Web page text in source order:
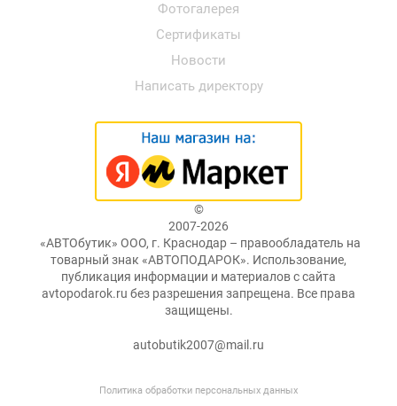
Фотогалерея
Сертификаты
Новости
Написать директору
©
2007-2026
«АВТОбутик» ООО, г. Краснодар – правообладатель на
товарный знак «АВТОПОДАРОК». Использование,
публикация информации и материалов с сайта
avtopodarok.ru без разрешения запрещена. Все права
защищены.
autobutik2007@mail.ru
Политика обработки персональных данных